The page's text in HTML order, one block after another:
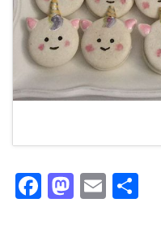
Facebook
Mastodon
Email